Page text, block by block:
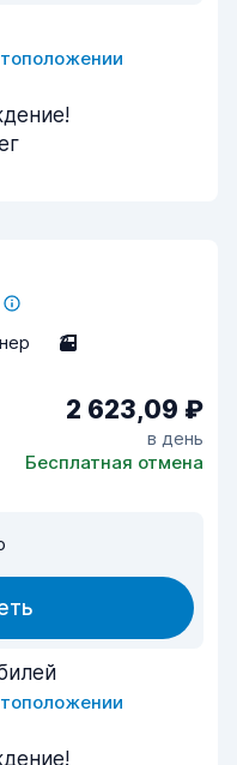
3
2 623,09 ₽
в день
Бесплатная отмена